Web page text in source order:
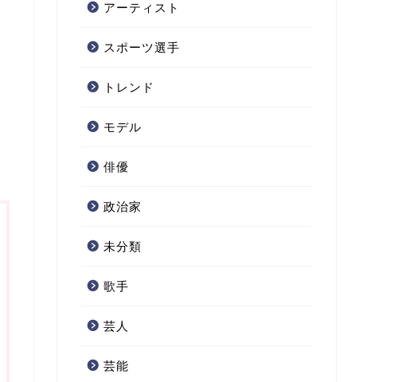
アーティスト
スポーツ選手
トレンド
モデル
俳優
政治家
未分類
歌手
芸人
芸能